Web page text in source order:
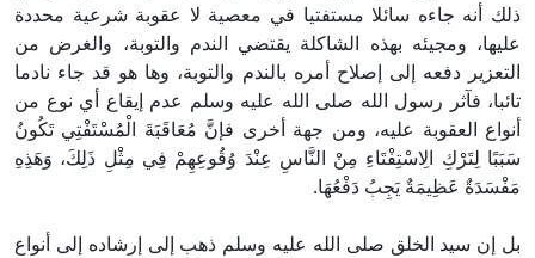
ذلك أنه جاءه سائلا مستفتيا في معصية لا عقوبة شرعية محددة
عليها، ومجيئه بهذه الشاكلة يقتضي الندم والتوبة، والغرض من
التعزير دفعه إلى إصلاح أمره بالندم والتوبة، وها هو قد جاء نادما
تائبا، فآثر رسول الله صلى الله عليه وسلم عدم إيقاع أي نوع من
أنواع العقوبة عليه، ومن جهة أخرى فإنَّ مُعَاقَبَةَ الْمُسْتَفْتِي تَكُونُ
سَبَبًا لِتَرْكِ الِاسْتِفْتَاءِ مِنْ النَّاسِ عِنْدَ وُقُوعِهِمْ فِي مِثْلِ ذَلِكَ، وَهَذِهِ
مَفْسَدَةٌ عَظِيمَةٌ يَجِبُ دَفْعُهَا.
بل إن سيد الخلق صلى الله عليه وسلم ذهب إلى إرشاده إلى أنواع